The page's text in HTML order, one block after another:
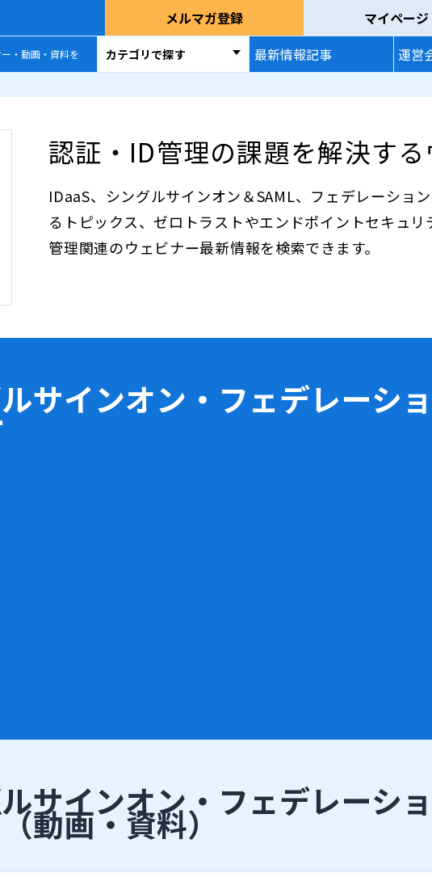
メルマガ登録 マイページ
・動画・資料を カテゴリで探す 最新情報記事 運営
認証・ID管理の課題を解決す
IDaaS、シングルサインオン＆SAML、フェデレーショ
るトピックス、ゼロトラストやエンドポイントセキュ
管理関連のウェビナー最新情報を検索できます。
サインオン・フェデレーシ
サインオン・フェデレーシ
（動画・資料）